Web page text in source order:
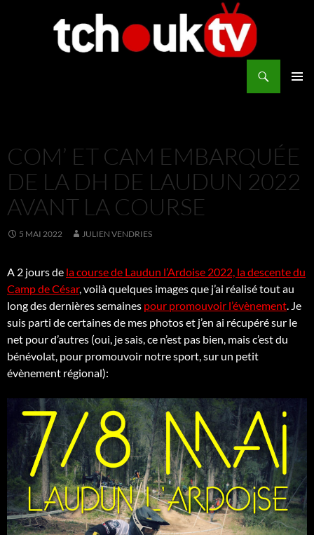
COM’ ET CAM EMBARQUÉE
DE LA DH DE LAUDUN 2022
AVANT LA COURSE
5 MAI 2022 JULIEN VENDRIES
A 2 jours de la course de Laudun l’Ardoise 2022, la descente du
Camp de César, voilà quelques images que j’ai réalisé tout au
long des dernières semaines pour promouvoir l’évènement. Je
suis parti de certaines de mes photos et j’en ai récupéré sur le
net pour d’autres (oui, je sais, ce n’est pas bien, mais c’est du
bénévolat, pour promouvoir notre sport, sur un petit
évènement régional):